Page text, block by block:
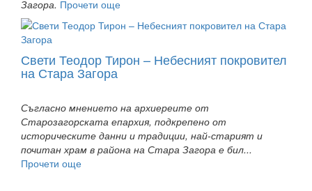
Загора. Прочети още
Свети Теодор Тирон – Небесният покровител
на Стара Загора
Съгласно мнението на архиереите от
Старозагорската епархия, подкрепено от
историческите данни и традиции, най-старият и
почитан храм в района на Стара Загора е бил...
Прочети още